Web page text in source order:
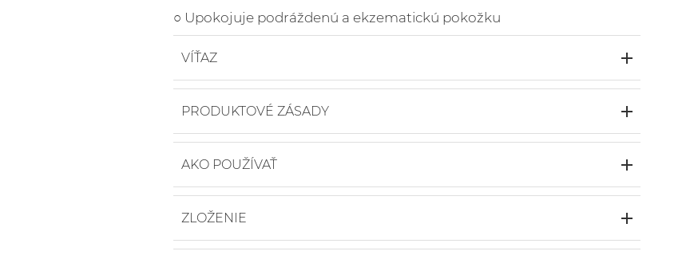
○ Upokojuje podráždenú a ekzematickú pokožku
VÍŤAZ
Beauty Shortlist Awards 2019
○ Editor's Choice
○ Best Facial Product
○ Best New Product
PRODUKTOVÉ ZÁSADY
○ 100% prírodný
○ 78% certifikovaný ako organický
○ Vegan
AKO POUŽÍVAŤ
Olej na tvár používajte každé ráno a večer. Olej na tvár nahrádza
krém, ale môže byť tiež použitý ako sérum pod krémom.
Postupujte podľa týchto 3 jednoduchých krokov každé ráno a
ZLOŽENIE
Simmondsia Chinensis Seed Oil*, Persea Gratissima Oil*, Aloe